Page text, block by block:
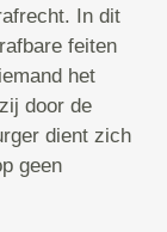
In dit
feiten
het
door de
dient zich
geen